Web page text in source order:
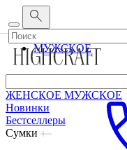
Корпоративным клиентам
ЖЕНСКОЕ
МУЖСКОЕ
ЖЕНСКОЕ МУЖСКОЕ
Новинки
Бестселлеры
Сумки